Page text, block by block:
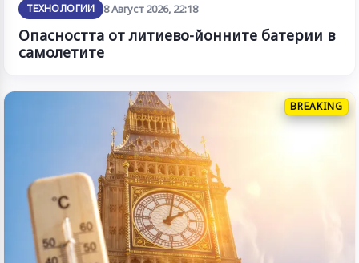
ТЕХНОЛОГИИ 8 Август 2026, 22:18
Опасността от литиево-йонните батерии в
самолетите
BREAKING